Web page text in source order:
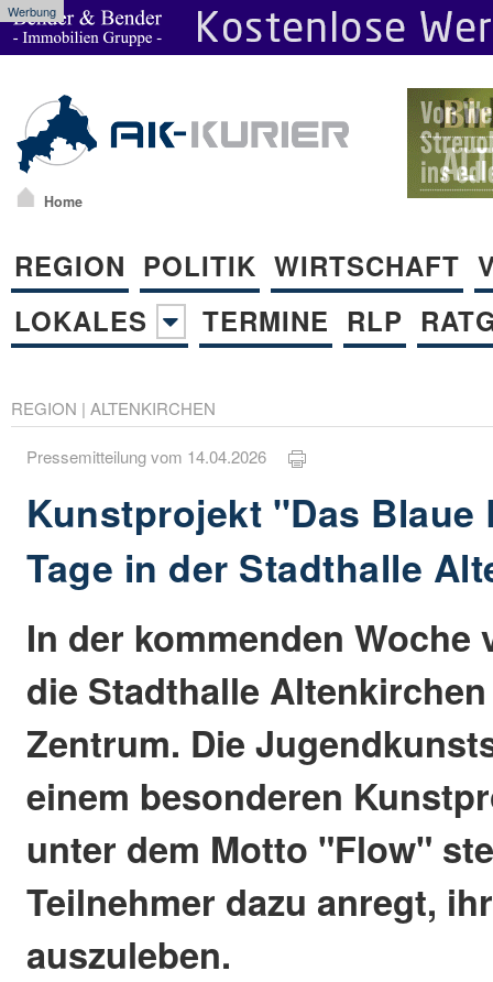
Werbung
Home
REGION POLITIK WIRTSCHAFT
LOKALES
TERMINE RLP
REGION | ALTENKIRCHEN
Pressemitteilung vom 14.04.2026
Kunstprojekt "Das Blaue
Tage in der Stadthalle
In der kommenden Woche
die Stadthalle
Zentrum. Die
einem besonderen
unter dem Motto "Flow"
Teilnehmer dazu anregt,
auszuleben.